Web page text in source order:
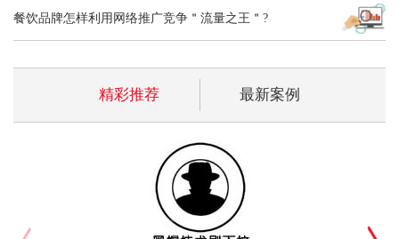
餐饮品牌怎样利用网络推广竞争＂流量之王＂?
精彩推荐 最新案例